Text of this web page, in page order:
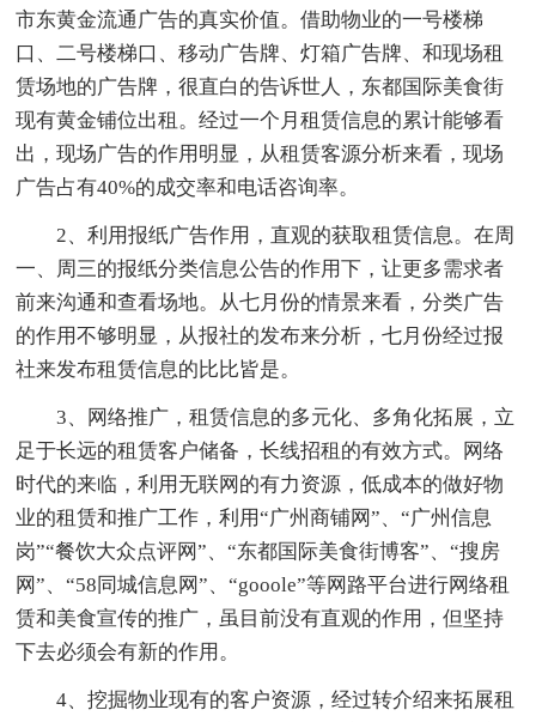
市东黄金流通广告的真实价值。借助物业的一号楼梯
口、二号楼梯口、移动广告牌、灯箱广告牌、和现场租
赁场地的广告牌，很直白的告诉世人，东都国际美食街
现有黄金铺位出租。经过一个月租赁信息的累计能够看
出，现场广告的作用明显，从租赁客源分析来看，现场
广告占有40%的成交率和电话咨询率。
2、利用报纸广告作用，直观的获取租赁信息。在周
一、周三的报纸分类信息公告的作用下，让更多需求者
前来沟通和查看场地。从七月份的情景来看，分类广告
的作用不够明显，从报社的发布来分析，七月份经过报
社来发布租赁信息的比比皆是。
3、网络推广，租赁信息的多元化、多角化拓展，立
足于长远的租赁客户储备，长线招租的有效方式。网络
时代的来临，利用无联网的有力资源，低成本的做好物
业的租赁和推广工作，利用“广州商铺网”、“广州信息
岗”“餐饮大众点评网”、“东都国际美食街博客”、“搜房
网”、“58同城信息网”、“gooole”等网路平台进行网络租
赁和美食宣传的推广，虽目前没有直观的作用，但坚持
下去必须会有新的作用。
4、挖掘物业现有的客户资源，经过转介绍来拓展租